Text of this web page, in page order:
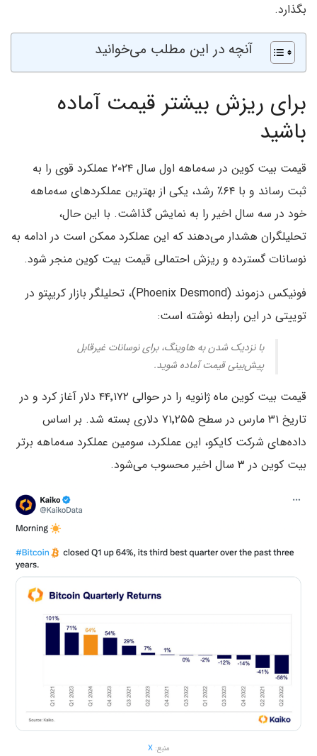
بگذارد.
آنچه در این مطلب می‌خوانید
برای ریزش بیشتر قیمت آماده
باشید
قیمت بیت کوین در سه‌ماهه اول سال ۲۰۲۴ عملکرد قوی را به
ثبت رساند و با ۶۴٪ رشد، یکی از بهترین عملکردهای سه‌ماهه
خود در سه سال اخیر را به نمایش گذاشت. با این حال،
تحلیلگران هشدار می‌دهند که این عملکرد ممکن است در ادامه به
نوسانات گسترده و ریزش احتمالی قیمت بیت کوین منجر شود.
فونیکس دزموند (Phoenix Desmond)، تحلیلگر بازار کریپتو در
توییتی در این رابطه نوشته است:
با نزدیک شدن به هاوینگ، برای نوسانات غیرقابل
پیش‌بینی قیمت آماده شوید.
قیمت بیت کوین ماه ژانویه را در حوالی ۴۴٬۱۷۲ دلار آغاز کرد و در
تاریخ ۳۱ مارس در سطح ۷۱٬۲۵۵ دلاری بسته شد. بر اساس
داده‌های شرکت کایکو، این عملکرد، سومین عملکرد سه‌ماهه برتر
بیت کوین در ۳ سال اخیر محسوب می‌شود.
منبع:X